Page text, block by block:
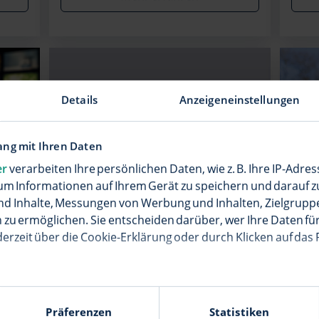
Details Anzeigeneinstellungen
mit Ihren Daten
verarbeiten Ihre persönlichen Daten, wie z. B. Ihre IP-
Informationen auf Ihrem Gerät zu speichern und darauf
Inhalte, Messungen von Werbung und Inhalten,
ermöglichen. Sie entscheiden darüber, wer Ihre Daten
über die Cookie-Erklärung oder durch Klicken auf das
wir auch gerne:
geografische Lage erfassen, welche bis auf einige Meter
Präferenzen Statistiken
05.01.2026
TIVEE zum 31.12.2025
eingestellt
Der kostenlose Internet-Streaming-
im